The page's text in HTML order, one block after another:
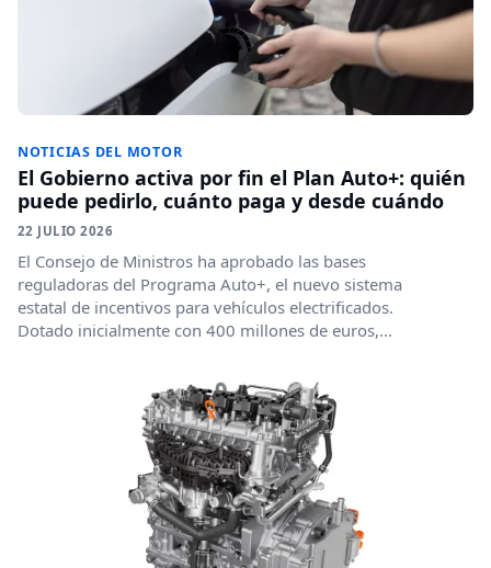
NOTICIAS DEL MOTOR
El Gobierno activa por fin el Plan Auto+: quién
puede pedirlo, cuánto paga y desde cuándo
22 JULIO 2026
El Consejo de Ministros ha aprobado las bases
reguladoras del Programa Auto+, el nuevo sistema
estatal de incentivos para vehículos electrificados.
Dotado inicialmente con 400 millones de euros,...